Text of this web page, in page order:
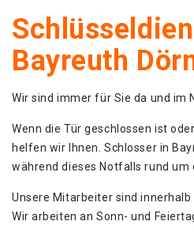
Bayreuth
Wir sind immer für Sie da und im
Wenn die Tür geschlossen ist
helfen wir Ihnen. Schlosser in
während dieses Notfalls rund um
Unsere Mitarbeiter sind innerhalb
Wir arbeiten an Sonn- und